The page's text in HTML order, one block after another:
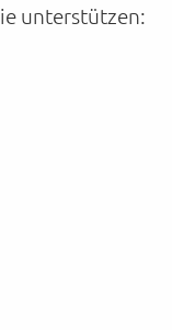
unterstützen: